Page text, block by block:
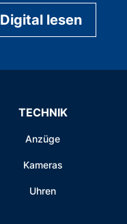
Digital lesen
TECHNIK
Anzüge
Kameras
Uhren